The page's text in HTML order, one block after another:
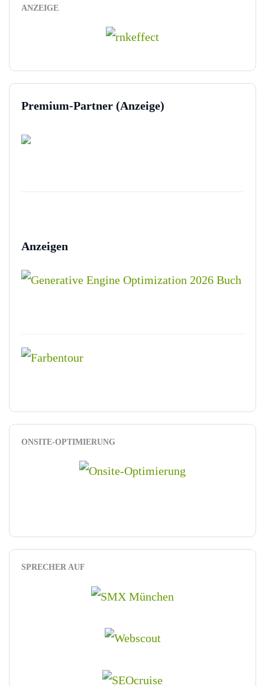
ANZEIGE
Premium-Partner (Anzeige)
Anzeigen
ONSITE-OPTIMIERUNG
SPRECHER AUF